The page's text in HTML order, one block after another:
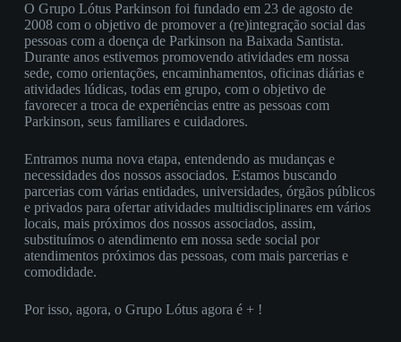
O Grupo Lótus Parkinson foi fundado em 23 de agosto de
2008 com o objetivo de promover a (re)integração social das
pessoas com a doença de Parkinson na Baixada Santista.
Durante anos estivemos promovendo atividades em nossa
sede, como orientações, encaminhamentos, oficinas diárias e
atividades lúdicas, todas em grupo, com o objetivo de
favorecer a troca de experiências entre as pessoas com
Parkinson, seus familiares e cuidadores.
Entramos numa nova etapa, entendendo as mudanças e
necessidades dos nossos associados. Estamos buscando
parcerias com várias entidades, universidades, órgãos públicos
e privados para ofertar atividades multidisciplinares em vários
locais, mais próximos dos nossos associados, assim,
substituímos o atendimento em nossa sede social por
atendimentos próximos das pessoas, com mais parcerias e
comodidade.
Por isso, agora, o Grupo Lótus agora é + !